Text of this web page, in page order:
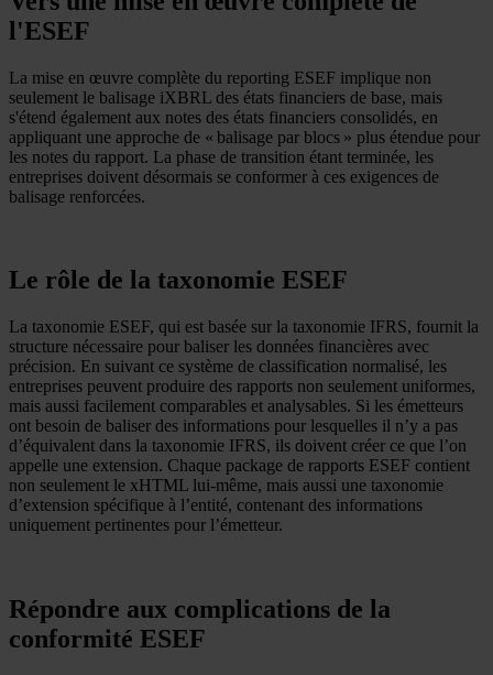
l'ESEF
La mise en œuvre complète du reporting ESEF implique non
seulement le balisage iXBRL des états financiers de base, mais
s'étend également aux notes des états financiers consolidés, en
appliquant une approche de « balisage par blocs » plus étendue pour
les notes du rapport. La phase de transition étant terminée, les
entreprises doivent désormais se conformer à ces exigences de
balisage renforcées.
Le rôle de la taxonomie ESEF
La taxonomie ESEF, qui est basée sur la taxonomie IFRS, fournit la
structure nécessaire pour baliser les données financières avec
précision. En suivant ce système de classification normalisé, les
entreprises peuvent produire des rapports non seulement uniformes,
mais aussi facilement comparables et analysables. Si les émetteurs
ont besoin de baliser des informations pour lesquelles il n’y a pas
d’équivalent dans la taxonomie IFRS, ils doivent créer ce que l’on
appelle une extension. Chaque package de rapports ESEF contient
non seulement le xHTML lui-même, mais aussi une taxonomie
d’extension spécifique à l’entité, contenant des informations
uniquement pertinentes pour l’émetteur.
Répondre aux complications de la
conformité ESEF